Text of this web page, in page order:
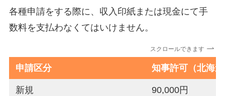
各種申請をする際に、収入印紙または現金にて手
数料を支払わなくてはいけません。
スクロールできます
申請区分 知事許可（北海
新規 90,000円